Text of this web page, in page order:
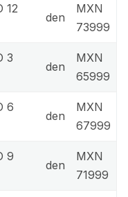
12
den
MXN
73999
3
den
MXN
65999
6
den
MXN
67999
9
den
MXN
71999